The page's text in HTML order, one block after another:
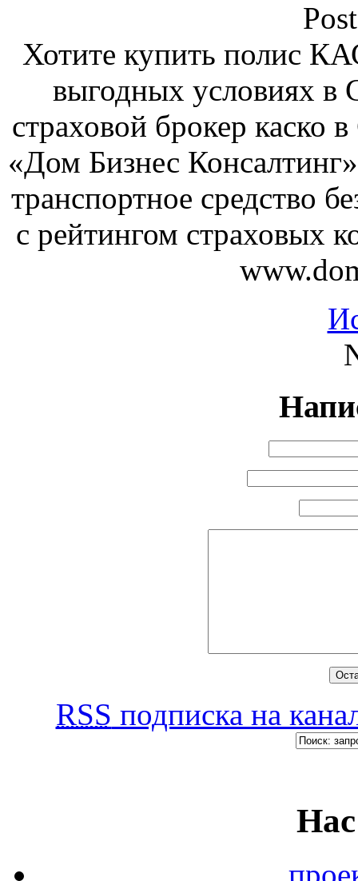
Хотите купить полис
выгодных условиях в
страховой брокер каско
«Дом Бизнес
транспортное средство
с рейтингом страховых
RSS подписка на